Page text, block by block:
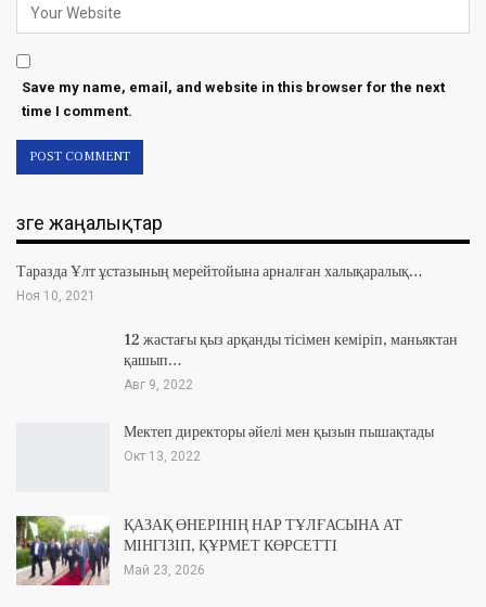
Save my name, email, and website in this browser for the next
time I comment.
Өзге жаңалықтар
Таразда Ұлт ұстазының мерейтойына арналған халықаралық…
Ноя 10, 2021
12 жастағы қыз арқанды тісімен кеміріп, маньяктан
қашып…
Авг 9, 2022
Мектеп директоры әйелі мен қызын пышақтады
Окт 13, 2022
ҚАЗАҚ ӨНЕРІНІҢ НАР ТҰЛҒАСЫНА АТ
МІНГІЗІП, ҚҰРМЕТ КӨРСЕТТІ
Май 23, 2026